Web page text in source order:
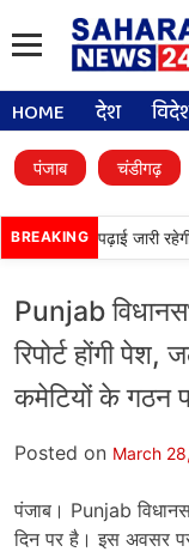
HOME देश
पंजाब चंडीगढ़
BREAKING
में पंजाबी की पढ़ाई जारी
Punjab
रिपोर्ट होंगी
कमेटियों के गठन
Posted on March
पंजाब। Punjab
दिन पर है। इस अवसर